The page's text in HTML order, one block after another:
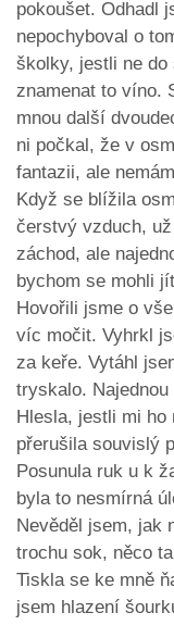
pokoušet. Odhadl
nepochyboval o
školky, jestli ne do
znamenat to víno.
mnou další
ni počkal, že v
fantazii, ale
Když se blížila
čerstvý vzduch,
záchod, ale
bychom se mohli
Hovořili jsme o
víc močit. Vyhrkl
za keře. Vytáhl
tryskalo.
Hlesla, jestli mi
přerušila souvislý
Posunula ruk u k
byla to nesmírná
Nevěděl jsem, jak
trochu sok, něco
Tiskla se ke mně
jsem hlazení